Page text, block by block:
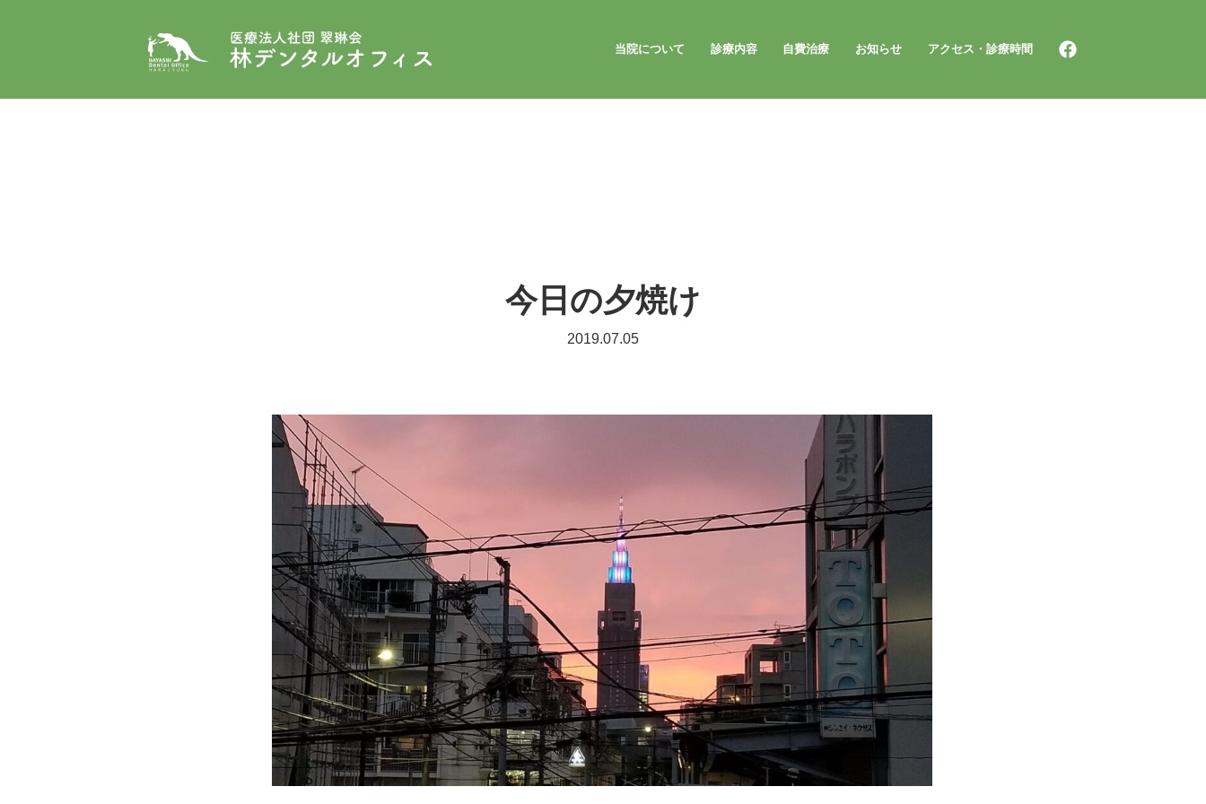
当院について 診療内容 自費治療 お知らせ アクセス・診療時間
今日の夕焼け
2019.07.05